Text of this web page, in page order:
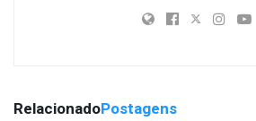
RelacionadoPostagens